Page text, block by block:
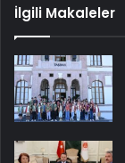
İlgili Makaleler